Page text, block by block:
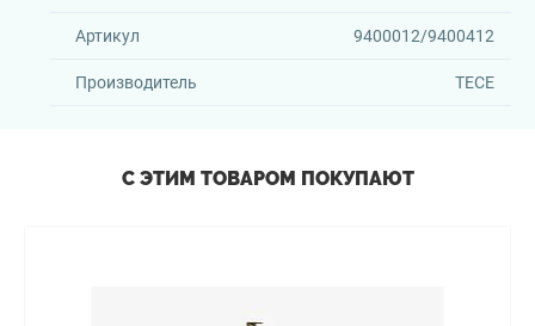
Артикул 9400012/9400412
Производитель TECE
С ЭТИМ ТОВАРОМ ПОКУПАЮТ